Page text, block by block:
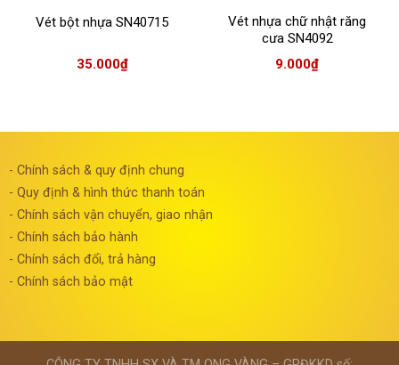
Vét bột nhựa SN40715
35.000₫
Vét nhựa chữ nhật răng
cưa SN4092
9.000₫
- Chính sách & quy định chung
- Quy định & hình thức thanh toán
- Chính sách vận chuyển, giao nhận
- Chính sách bảo hành
- Chính sách đổi, trả hàng
- Chính sách bảo mật